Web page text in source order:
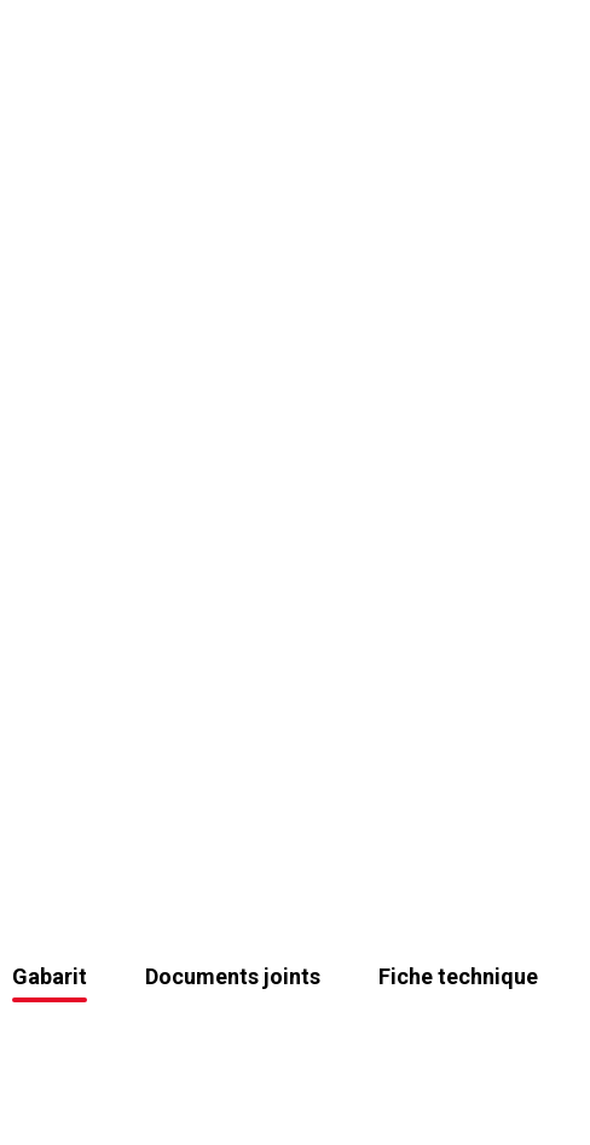
Gabarit Documents joints Fiche technique